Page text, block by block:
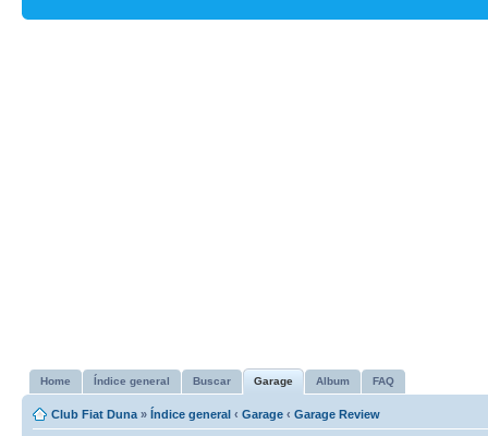
Home Índice general Buscar Garage Album FAQ
Club Fiat Duna » Índice general ‹ Garage ‹ Garage Review